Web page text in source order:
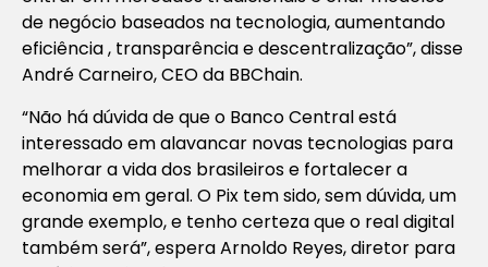
de negócio baseados na tecnologia, aumentando
eficiência , transparência e descentralização”, disse
André Carneiro, CEO da BBChain.
“Não há dúvida de que o Banco Central está
interessado em alavancar novas tecnologias para
melhorar a vida dos brasileiros e fortalecer a
economia em geral. O Pix tem sido, sem dúvida, um
grande exemplo, e tenho certeza que o real digital
também será”, espera Arnoldo Reyes, diretor para